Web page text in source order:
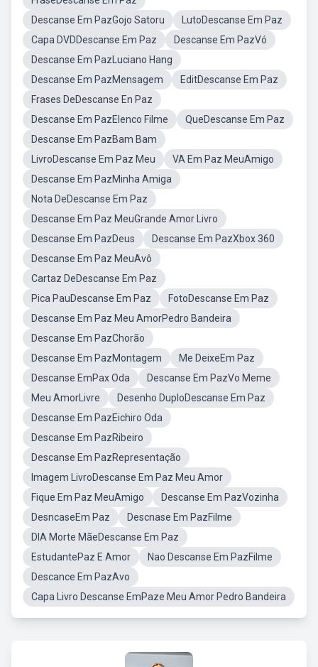
Descanse Em PazGojo Satoru
LutoDescanse Em Paz
Capa DVDDescanse Em Paz
Descanse Em PazVó
Descanse Em PazLuciano Hang
Descanse Em PazMensagem
EditDescanse Em Paz
Frases DeDescanse En Paz
Descanse Em PazElenco Filme
QueDescanse Em Paz
Descanse Em PazBam Bam
LivroDescanse Em Paz Meu
VA Em Paz MeuAmigo
Descanse Em PazMinha Amiga
Nota DeDescanse Em Paz
Descanse Em Paz MeuGrande Amor Livro
Descanse Em PazDeus
Descanse Em PazXbox 360
Descanse Em Paz MeuAvô
Cartaz DeDescanse Em Paz
Pica PauDescanse Em Paz
FotoDescanse Em Paz
Descanse Em Paz Meu AmorPedro Bandeira
Descanse Em PazChorão
Descanse Em PazMontagem
Me DeixeEm Paz
Descanse EmPax Oda
Descanse Em PazVo Meme
Meu AmorLivre
Desenho DuploDescanse Em Paz
Descanse Em PazEichiro Oda
Descanse Em PazRibeiro
Descanse Em PazRepresentação
Imagem LivroDescanse Em Paz Meu Amor
Fique Em Paz MeuAmigo
Descanse Em PazVozinha
DesncaseEm Paz
Descnase Em PazFilme
DIA Morte MãeDescanse Em Paz
EstudantePaz E Amor
Nao Descanse Em PazFilme
Descance Em PazAvo
Capa Livro Descanse EmPaze Meu Amor Pedro Bandeira